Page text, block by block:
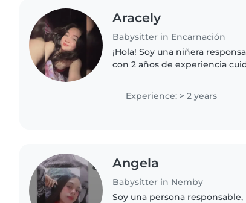
Aracely
Babysitter in Encarnación
¡Hola! Soy una niñera
con 2 años de experiencia
y jugar con los..
Experience: > 2 years
Angela️
Babysitter in Nemby
Soy una persona